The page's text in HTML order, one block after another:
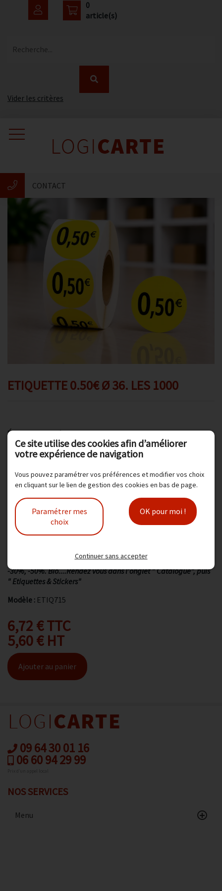
0
article(s)
Recherche...
Vider les critères
CONTACT
Catalogue
Nouveautés
ETIQUETTE 0.50€ Ø 36. LES 1000
Étiquette adhésive "0.50€"
- 1000 étiquettes par rouleau.
- Diamètre 36 mm, mandrin 40 mm.
- Adhésif permanent.
- Vendu à l'unité
Nous vous proposons d'autres stickers : 1€, 1,50€, 2€, 2.50€, 3€,
-30%, -50%. Bio....Rendez vous dans l'onglet " Catalogue", puis
" Etiquettes & Stickers"
Modèle : ETIQ715
6,72 € TTC
5,60 € HT
Ajouter au panier
09 64 30 01 16
06 60 94 29 99
NOS SERVICES
Menu
Ce site utilise des cookies afin d’améliorer
votre expérience de navigation
Vous pouvez paramétrer vos préférences et modifier vos choix
en cliquant sur le lien de gestion des cookies en bas de page.
Paramétrer mes
choix
OK pour moi !
Continuer sans accepter